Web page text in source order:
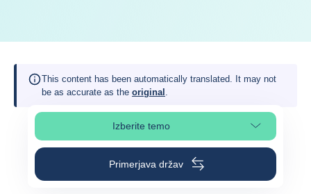
This content has been automatically translated. It may not
be as accurate as the original .
Izberite temo
Izberite poglavje strani
Primerjava držav